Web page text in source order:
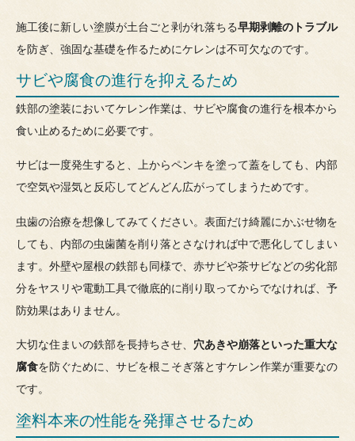
施工後に新しい塗膜が土台ごと剥がれ落ちる早期剥離のトラブル
を防ぎ、強固な基礎を作るためにケレンは不可欠なのです。
サビや腐食の進行を抑えるため
鉄部の塗装においてケレン作業は、サビや腐食の進行を根本から
食い止めるために必要です。
サビは一度発生すると、上からペンキを塗って蓋をしても、内部
で空気や湿気と反応してどんどん広がってしまうためです。
虫歯の治療を想像してみてください。表面だけ綺麗にかぶせ物を
しても、内部の虫歯菌を削り落とさなければ中で悪化してしまい
ます。外壁や屋根の鉄部も同様で、赤サビや茶サビなどの劣化部
分をヤスリや電動工具で徹底的に削り取ってからでなければ、予
防効果はありません。
大切な住まいの鉄部を長持ちさせ、 穴あきや崩落といった重大な
腐食を防ぐために、サビを根こそぎ落とすケレン作業が重要なの
です。
塗料本来の性能を発揮させるため